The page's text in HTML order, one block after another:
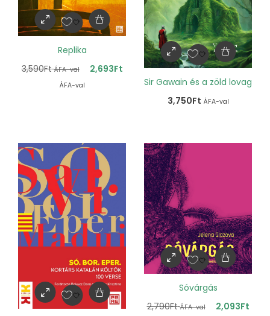
Replika
3,590Ft ÁFA-val 2,693Ft
ÁFA-val
Sir Gawain és a zöld lovag
3,750Ft ÁFA-val
Sóvárgás
2,790Ft ÁFA-val 2,093Ft